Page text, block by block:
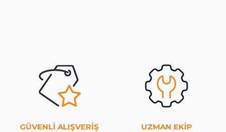
GÜVENLİ ALIŞVERİŞ UZMAN EKİP